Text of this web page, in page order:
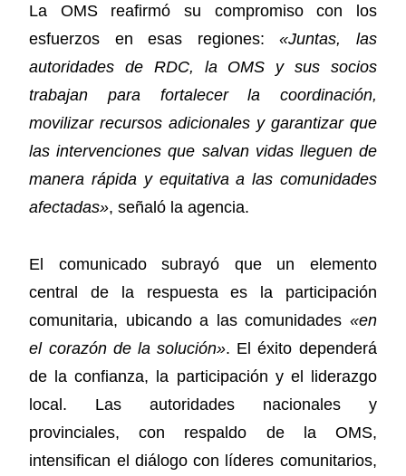
La OMS reafirmó su compromiso con los
esfuerzos en esas regiones:«Juntas, las
autoridades de RDC, la OMS y sus socios
trabajan para fortalecer la coordinación,
movilizar recursos adicionales y garantizar que
las intervenciones que salvan vidas lleguen de
manera rápida y equitativa a las comunidades
afectadas», señaló la agencia.
El comunicado subrayó que un elemento
central de la respuesta es la participación
comunitaria, ubicando a las comunidades «en
el corazón de la solución». El éxito dependerá
de la confianza, la participación y el liderazgo
local. Las autoridades nacionales y
provinciales, con respaldo de la OMS,
intensifican el diálogo con líderes comunitarios,